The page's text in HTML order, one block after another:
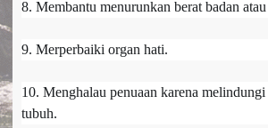
8. Membantu menurunkan berat badan
9. Merperbaiki organ hati.
10. Menghalau penuaan karena melindungi
tubuh.